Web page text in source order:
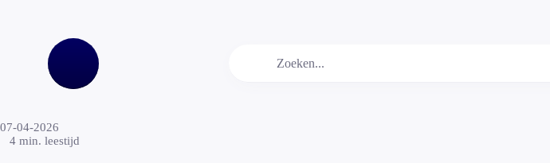
07-04-2026
4 min. leestijd